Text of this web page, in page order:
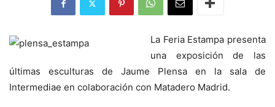
La Feria Estampa presenta
una exposición de las
últimas esculturas de Jaume Plensa en la sala de
Intermediae en colaboración con Matadero Madrid.